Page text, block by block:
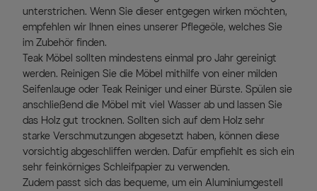
unterstrichen. Wenn Sie dieser entgegen wirken möchten,
empfehlen wir Ihnen eines unserer Pflegeöle, welches Sie
im Zubehör finden.
Teak Möbel sollten mindestens einmal pro Jahr gereinigt
werden. Reinigen Sie die Möbel mithilfe von einer milden
Seifenlauge oder Teak Reiniger und einer Bürste. Spülen sie
anschließend die Möbel mit viel Wasser ab und lassen Sie
das Holz gut trocknen. Sollten sich auf dem Holz sehr
starke Verschmutzungen abgesetzt haben, können diese
vorsichtig abgeschliffen werden. Dafür empfiehlt es sich ein
sehr feinkörniges Schleifpapier zu verwenden.
Zudem passt sich das bequeme, um ein Aluminiumgestell